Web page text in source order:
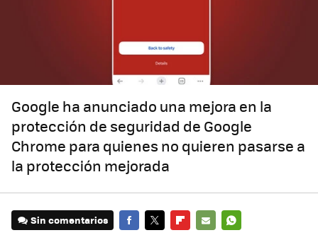
Google ha anunciado una mejora en la
protección de seguridad de Google
Chrome para quienes no quieren pasarse a
la protección mejorada
Sin comentarios